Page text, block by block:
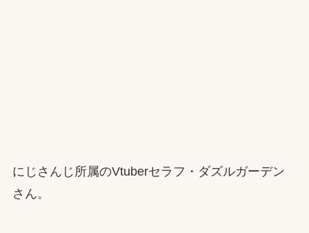
にじさんじ所属のVtuberセラフ・ダズルガーデン
さん。